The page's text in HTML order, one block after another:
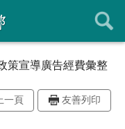
策宣導廣告經費彙整
一頁 友善列印